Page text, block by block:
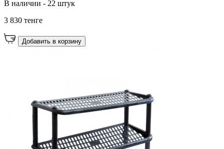
В наличии - 22 штук
3 830 тенге
Добавить в корзину